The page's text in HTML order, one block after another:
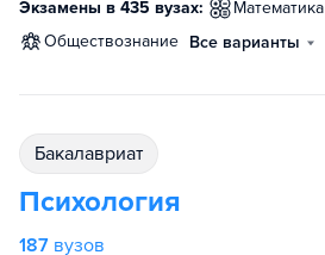
Экзамены в 435 вузах: математика
обществознание Все варианты
бакалавриат
Психология
187 вузов